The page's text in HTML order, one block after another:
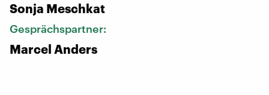
Sonja Meschkat
Gesprächspartner:
Marcel Anders